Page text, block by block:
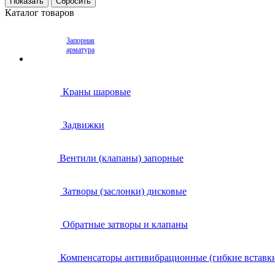
Каталог товаров
Запорная
арматура
Краны шаровые
Задвижки
Вентили (клапаны) запорные
Затворы (заслонки) дисковые
Обратные затворы и клапаны
Компенсаторы антивибрационные (гибкие